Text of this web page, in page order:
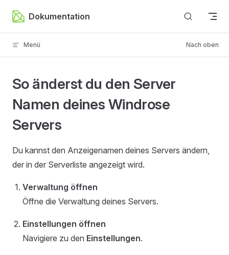
Zum Inhalt springen
Dokumentation
Menü Nach oben
So änderst du den Server
Namen deines Windrose
Servers
Du kannst den Anzeigenamen deines Servers ändern,
der in der Serverliste angezeigt wird.
Verwaltung öffnen
Öffne die Verwaltung deines Servers.
Einstellungen öffnen
Navigiere zu den Einstellungen.